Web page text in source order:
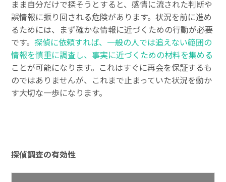
まま自分だけで探そうとすると、感情に流された判断や
誤情報に振り回される危険があります。状況を前に進め
るためには、まず確かな情報に近づくための行動が必要
です。探偵に依頼すれば、一般の人では追えない範囲の
情報を慎重に調査し、事実に近づくための材料を集める
ことが可能になります。これはすぐに再会を保証するも
のではありませんが、これまで止まっていた状況を動か
す大切な一歩になります。
探偵調査の有効性